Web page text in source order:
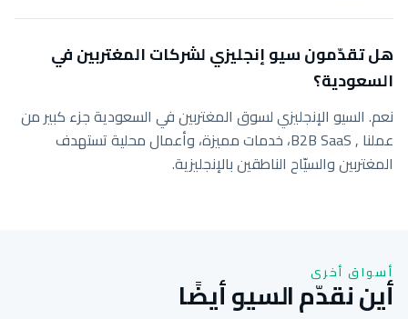
هل تقدّمون سيو إنجليزي لشركات المغتربين في
السعودية؟
نعم. السيو الإنجليزي لسوق المغتربين في السعودية جزء كبير من
عملنا , B2B SaaS، خدمات مميزة، وأعمال محلية تستهدف
المغتربين والسيّاح الناطقين بالإنجليزية.
أسواق أخرى
أين نقدّم السيو أيضًا